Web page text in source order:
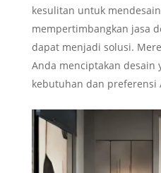
kesulitan untuk
mempertimbangkan jasa
dapat menjadi solusi.
Anda menciptakan desain
kebutuhan dan preferensi